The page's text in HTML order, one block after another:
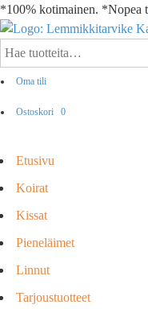
*100% kotimainen. *Nopea
Oma tili
Ostoskori 0
Etusivu
Koirat
Kissat
Pieneläimet
Linnut
Tarjoustuotteet